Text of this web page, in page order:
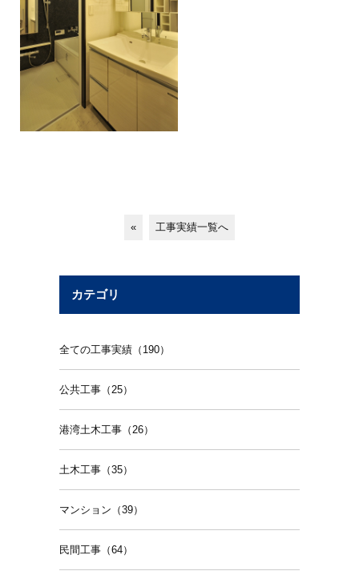
« 工事実績一覧へ
カテゴリ
全ての工事実績（190）
公共工事（25）
港湾土木工事（26）
土木工事（35）
マンション（39）
民間工事（64）